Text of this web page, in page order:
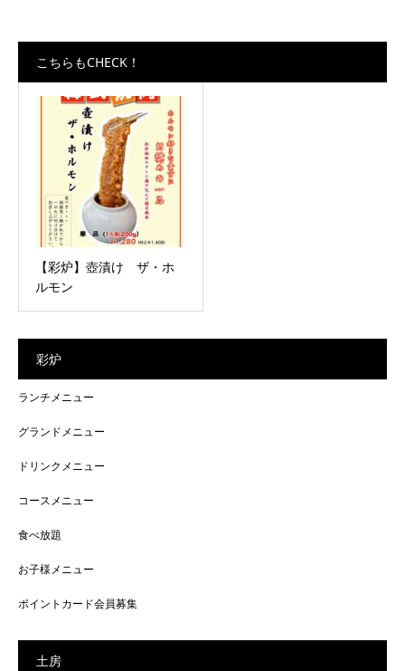
こちらもCHECK！
【彩炉】壺漬け ザ・ホ
ルモン
彩炉
ランチメニュー
グランドメニュー
ドリンクメニュー
コースメニュー
食べ放題
お子様メニュー
ポイントカード会員募集
土房